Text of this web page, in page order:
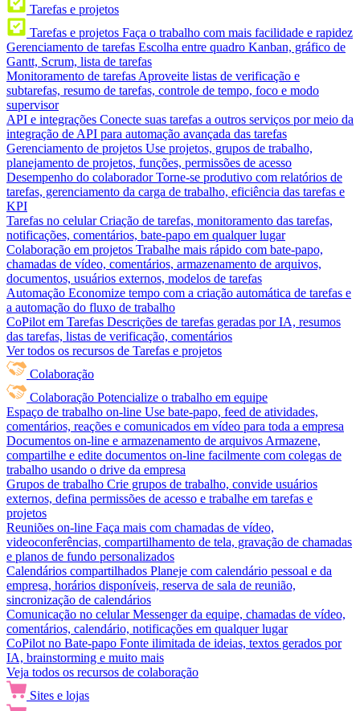
Tarefas e projetos
Tarefas e projetos Faça o trabalho com mais facilidade e rapidez
Gerenciamento de tarefas Escolha entre quadro Kanban, gráfico de
Gantt, Scrum, lista de tarefas
Monitoramento de tarefas Aproveite listas de verificação e
subtarefas, resumo de tarefas, controle de tempo, foco e modo
supervisor
API e integrações Conecte suas tarefas a outros serviços por meio da
integração de API para automação avançada das tarefas
Gerenciamento de projetos Use projetos, grupos de trabalho,
planejamento de projetos, funções, permissões de acesso
Desempenho do colaborador Torne-se produtivo com relatórios de
tarefas, gerenciamento da carga de trabalho, eficiência das tarefas e
KPI
Tarefas no celular Criação de tarefas, monitoramento das tarefas,
notificações, comentários, bate-papo em qualquer lugar
Colaboração em projetos Trabalhe mais rápido com bate-papo,
chamadas de vídeo, comentários, armazenamento de arquivos,
documentos, usuários externos, modelos de tarefas
Automação Economize tempo com a criação automática de tarefas e
a automação do fluxo de trabalho
CoPilot em Tarefas Descrições de tarefas geradas por IA, resumos
das tarefas, listas de verificação, comentários
Ver todos os recursos de Tarefas e projetos
Colaboração
Colaboração Potencialize o trabalho em equipe
Espaço de trabalho on-line Use bate-papo, feed de atividades,
comentários, reações e comunicados em vídeo para toda a empresa
Documentos on-line e armazenamento de arquivos Armazene,
compartilhe e edite documentos on-line facilmente com colegas de
trabalho usando o drive da empresa
Grupos de trabalho Crie grupos de trabalho, convide usuários
externos, defina permissões de acesso e trabalhe em tarefas e
projetos
Reuniões on-line Faça mais com chamadas de vídeo,
videoconferências, compartilhamento de tela, gravação de chamadas
e planos de fundo personalizados
Calendários compartilhados Planeje com calendário pessoal e da
empresa, horários disponíveis, reserva de sala de reunião,
sincronização de calendários
Comunicação no celular Messenger da equipe, chamadas de vídeo,
comentários, calendário, notificações em qualquer lugar
CoPilot no Bate-papo Fonte ilimitada de ideias, textos gerados por
IA, brainstorming e muito mais
Veja todos os recursos de colaboração
Sites e lojas